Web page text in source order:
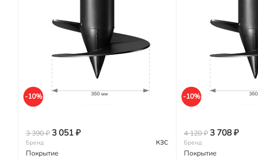
-10%
3 390 ₽ 3 051 ₽
Бренд КЗС
Покрытие
-10%
4 120 ₽ 3 708 ₽
Бренд
Покрытие